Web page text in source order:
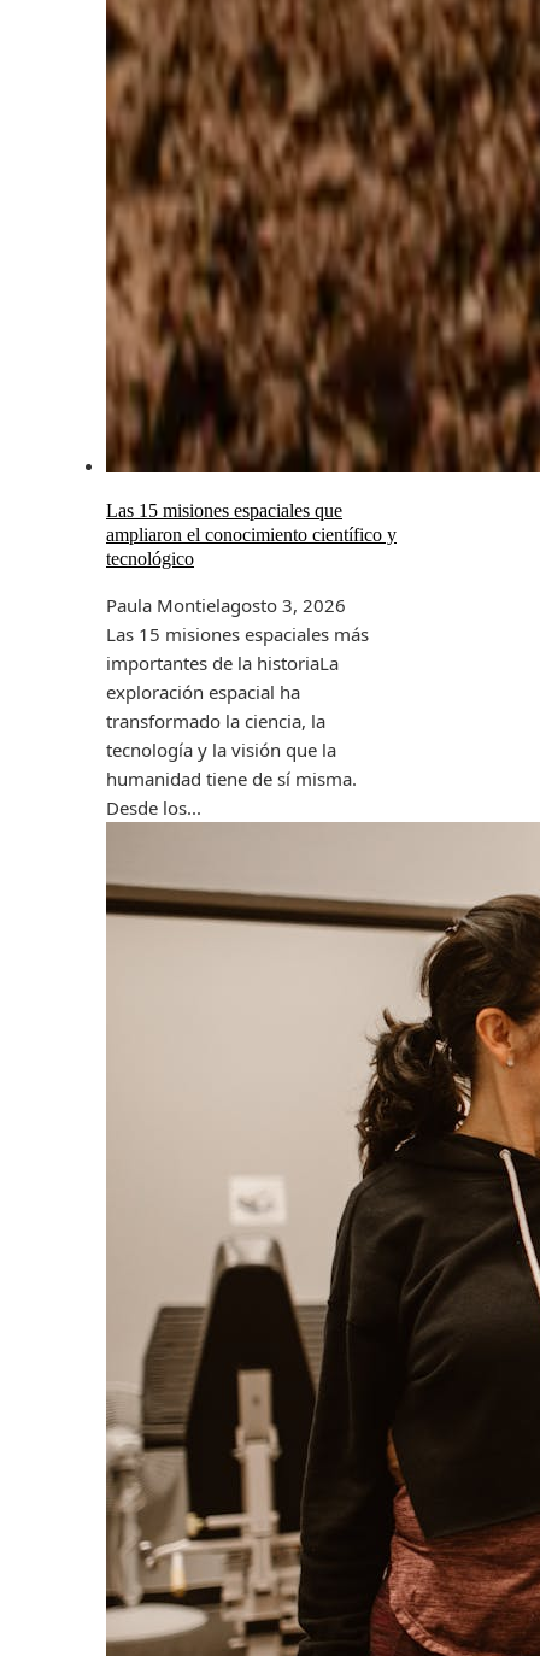
Las 15 misiones espaciales que
ampliaron el conocimiento científico y
tecnológico
Paula Montielagosto 3, 2026
Las 15 misiones espaciales más
importantes de la historiaLa
exploración espacial ha
transformado la ciencia, la
tecnología y la visión que la
humanidad tiene de sí misma.
Desde los...